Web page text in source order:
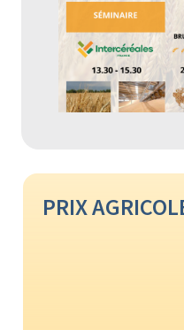
PRIX